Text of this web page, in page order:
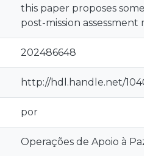
this paper proposes some
post-mission assessment
202486648
http://hdl.handle.net/
por
Operações de Apoio à Paz